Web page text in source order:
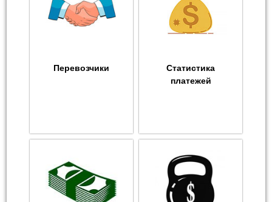
Перевозчики
Статистика
платежей